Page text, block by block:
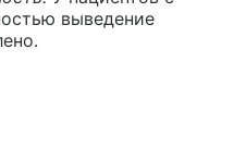
выведение